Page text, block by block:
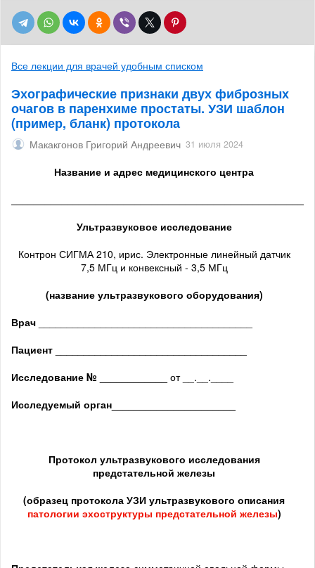
Все лекции для врачей удобным списком
Эхографические признаки двух фиброзных
очагов в паренхиме простаты. УЗИ шаблон
(пример, бланк) протокола
Макакгонов Григорий Андреевич 31 июля 2024
Название и адрес медицинского центра
Ультразвуковое исследование
Контрон СИГМА 210, ирис. Электронные линейный датчик
7,5 МГц и конвексный - 3,5 МГц
(название ультразвукового оборудования)
Врач
Пациент
Исследование № ____________ от __.__.____
Исследуемый орган
Протокол ультразвукового исследования
предстательной железы
(образец протокола УЗИ ультразвукового описания
патологии эхоструктуры предстательной железы)